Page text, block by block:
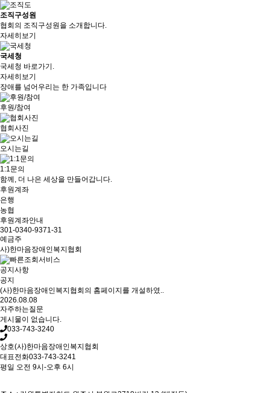
조직구성원
협회의 조직구성원을 소개합니다.
자세히보기
국세청
국세청 바로가기.
자세히보기
장애를 넘어 우리는 한 가족입니다
후원/참여
협회사진
오시는길
1:1문의
함께, 더 나은 세상을 만들어갑니다.
후원계좌
은행
농협
후원계좌안내
301-0340-9371-31
예금주
사)한마음장애인복지협회
공지사항
공지
(사)한마음장애인복지협회의 홈페이지를 개설하였..
2026.08.08
자주하는질문
게시물이 없습니다.
033-743-3240
상호(사)한마음장애인복지협회
대표전화033-743-3241
평일 오전 9시-오후 6시